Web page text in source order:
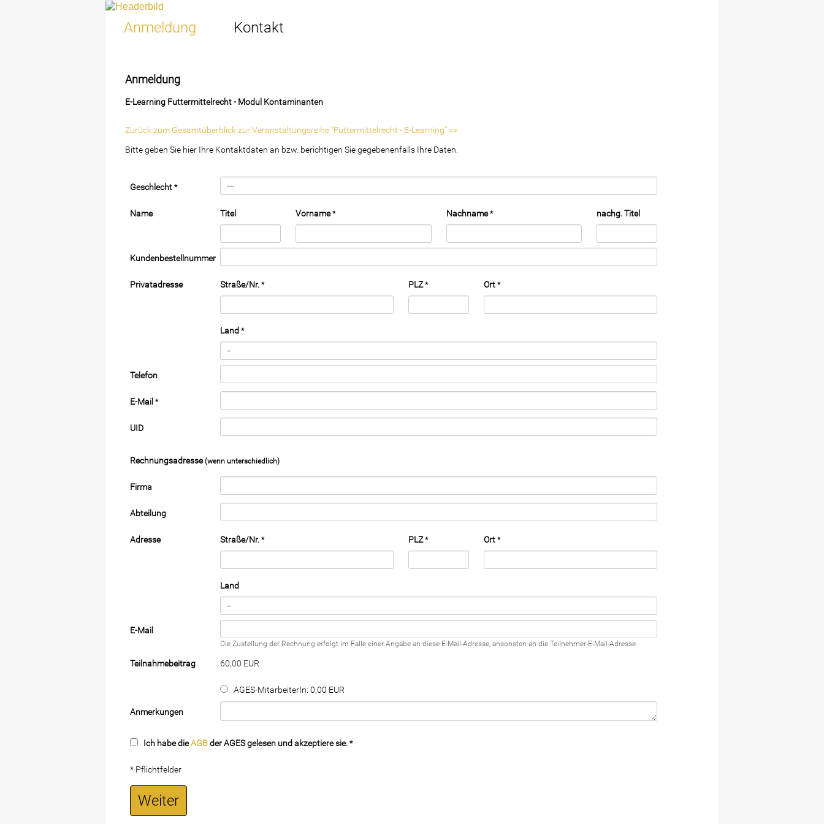
Anmeldung Kontakt
Anmeldung
E-Learning Futtermittelrecht - Modul Kontaminanten
Zurück zum Gesamtüberblick zur Veranstaltungsreihe "Futtermittelrecht - E-Learning" >>
Bitte geben Sie hier Ihre Kontaktdaten an bzw. berichtigen Sie gegebenenfalls Ihre Daten.
Geschlecht *
Name Titel Vorname* Nachname* nachg. Titel
Kundenbestellnummer
Privatadresse Straße/Nr.* PLZ* Ort*
Land*
Telefon
E-Mail *
UID
Rechnungsadresse(wenn unterschiedlich)
Firma
Abteilung
Adresse Straße/Nr.* PLZ* Ort*
Land
E-Mail
Die Zustellung der Rechnung erfolgt im Falle einer Angabe an diese E-Mail-Adresse, ansonsten an die Teilnehmer-E-Mail-Adresse.
Teilnahmebeitrag 60,00 EUR
AGES-MitarbeiterIn: 0,00 EUR
Anmerkungen
Ich habe dieAGBder AGES gelesen und akzeptiere sie. *
* Pflichtfelder
Weiter